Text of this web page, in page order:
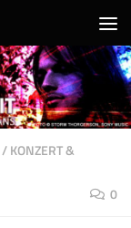
/KONZERT &
0